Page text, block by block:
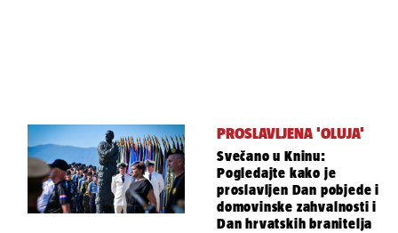
PROSLAVLJENA 'OLUJA'
Svečano u Kninu:
Pogledajte kako je
proslavljen Dan pobjede i
domovinske zahvalnosti i
Dan hrvatskih branitelja